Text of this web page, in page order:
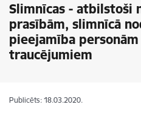
Slimnīcas - atbilstoši
prasībām, slimnīcā
pieejamība
traucējumiem
Publicēts: 18.03.2020.